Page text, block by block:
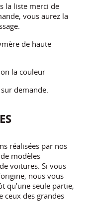
la liste merci de
vous aurez la
de haute
la couleur
demande.
réalisées par nos
modèles
voitures. Si vous
nous vous
qu’une seule partie,
ceux des grandes